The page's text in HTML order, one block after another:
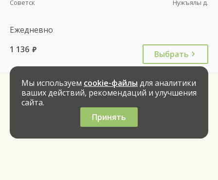
Советск Нужъялы д.
Ежедневно
1 136 руб. Выбрать
Мы используем cookie-файлы для аналитики
ваших действий, рекомендаций и улучшения
сайта.
Принять